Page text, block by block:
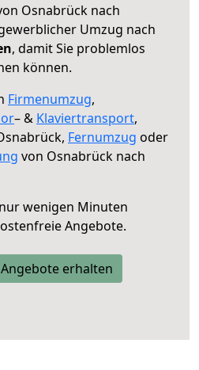
Osnabrück nach
Umzug nach
, damit Sie problemlos
können.
Firmenumzug,
– & Klaviertransport,
Fernumzug oder
von Osnabrück nach
wenigen Minuten
Angebote.
erhalten